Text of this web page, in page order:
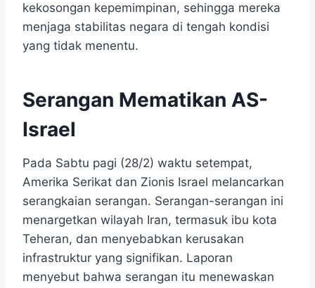
kekosongan kepemimpinan, sehingga mereka
menjaga stabilitas negara di tengah kondisi
yang tidak menentu.
Serangan Mematikan AS-
Israel
Pada Sabtu pagi (28/2) waktu setempat,
Amerika Serikat dan Zionis Israel melancarkan
serangkaian serangan. Serangan-serangan ini
menargetkan wilayah Iran, termasuk ibu kota
Teheran, dan menyebabkan kerusakan
infrastruktur yang signifikan. Laporan
menyebut bahwa serangan itu menewaskan